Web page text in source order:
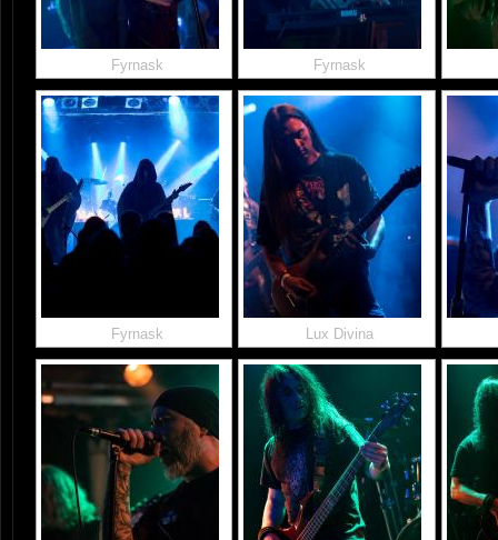
Fyrnask Fyrnask
Fyrnask Lux Divina